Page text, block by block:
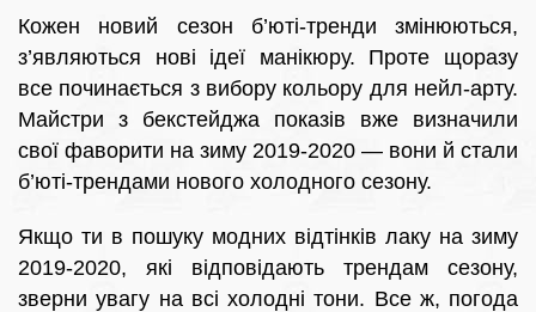
Кожен новий сезон б’юті-тренди змінюються,
з’являються нові ідеї манікюру. Проте щоразу
все починається з вибору кольору для нейл-арту.
Майстри з бекстейджа показів вже визначили
свої фаворити на зиму 2019-2020 — вони й стали
б’юті-трендами нового холодного сезону.
Якщо ти в пошуку модних відтінків лаку на зиму
2019-2020, які відповідають трендам сезону,
зверни увагу на всі холодні тони. Все ж, погода